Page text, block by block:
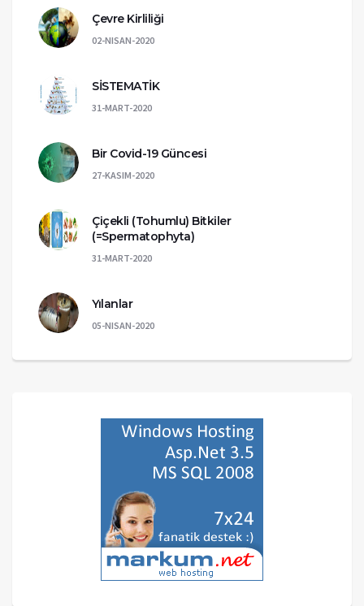
Çevre Kirliliği
02-NISAN-2020
SİSTEMATİK
31-MART-2020
Bir Covid-19 Güncesi
27-KASIM-2020
Çiçekli (Tohumlu) Bitkiler
(=Spermatophyta)
31-MART-2020
Yılanlar
05-NISAN-2020